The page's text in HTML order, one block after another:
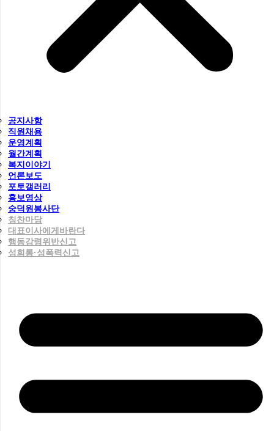
공지사항
직원채용
운영계획
월간계획
복지이야기
언론보도
포토갤러리
홍보영상
숭덕원봉사단
칭찬마당
대표이사에게바란다
행동강령위반신고
성희롱·성폭력신고